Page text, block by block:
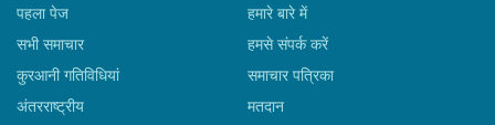
पहला पेज
सभी समाचार
कुरआनी गतिविधियां
अंतरराष्ट्रीय
हमारे बारे में
हमसे संपर्क करें
समाचार पत्रिका
मतदान